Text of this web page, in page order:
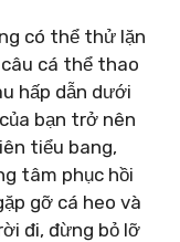
có thể thử lặn
cá thể thao
​​​​hấp dẫn dưới
bạn trở nên
tiểu bang,
tâm phục hồi
gỡ cá heo và
đi, đừng bỏ lỡ